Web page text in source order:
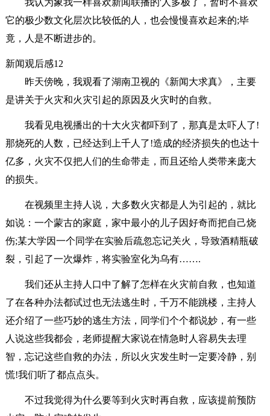
我认为象我一样喜欢新闻联播的'人多极了，暂时不喜欢
它的极少数文化层次比较低的人，也会慢慢喜欢起来的;毕
竟，人是不断进步的。
新闻观后感12
昨天傍晚，我观看了湖南卫视的《新闻大求真》，主要
是讲关于火灾和火灾引起的原因及火灾时的自救。
我看见电视播出的十大火灾都吓到了，那真是太吓人了!
那烧死的人数，已经达到上千人了!造成的经济损失的也达十
亿多，火灾不仅把人们的生命带走，而且还给人类带来庞大
的损失。
在视频里主持人说，大多数火灾都是人为引起的，就比
如说：一个蒙古的家庭，家中最小的儿子因好奇而把自己烧
伤;某大学因一个同学在实验后疏忽忘记关火，导致酒精瓶破
裂，引起了一次爆炸，将实验室化为乌有…….
我们还从主持人口中了解了怎样在火灾前自救，也知道
了在各种办法都试过也无法逃生时，千万不能跳楼，主持人
还介绍了一些巧妙的逃生方法，同学们个个都说妙，有一些
人说这些我都会，老师提醒大家说在情急时人容易失去理
智，忘记这些自救的办法，所以火灾发生时一定要冷静，别
慌!我们听了都点点头。
不过我觉得为什么要等到火灾时再自救，应该提前预防